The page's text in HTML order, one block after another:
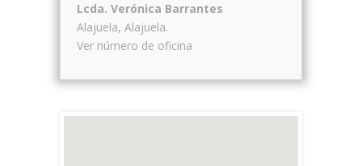
Lcda. Verónica Barrantes
Alajuela, Alajuela.
Ver número de oficina